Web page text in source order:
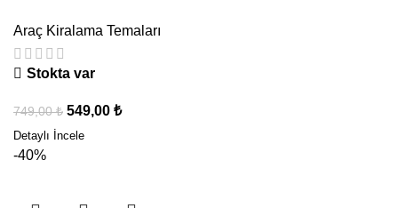
Araç Kiralama Temaları
Stokta var
749,00₺ 549,00 ₺
-40%